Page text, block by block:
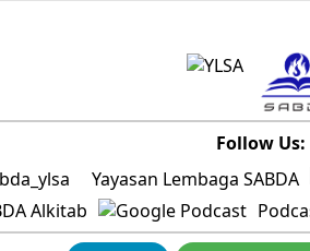
Follow Us:
Yayasan Lembaga SABDA